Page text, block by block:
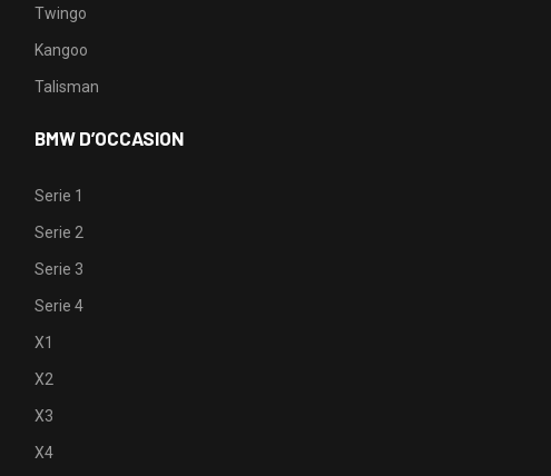
Twingo
Kangoo
Talisman
BMW D’OCCASION
Serie 1
Serie 2
Serie 3
Serie 4
X1
X2
X3
X4